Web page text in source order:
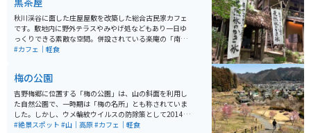
験も楽しむことができます。
秋川渓谷に面した庄屋屋敷を改築した総合古民家カフェ
です。敷地内に野外テラスやみやげ処などもあり一日ゆ
っくりできる素敵な空間。併設されている楽庵の「南ア
ルプス八ヶ岳の天然水のかき」」は天然氷をつかってい
#カフェ｜軽食
梅の公園
吉野梅郷に位置する「梅の公園」は、山の斜面を利用し
た自然公園で、一時期は「梅の名所」とも称されていま
した。しかし、ウメ輪紋ウイルスの防除策として2014年
に園内のすべての梅樹が伐採されました。それから2年
#絶景スポット #山｜高原#カフェ｜軽食